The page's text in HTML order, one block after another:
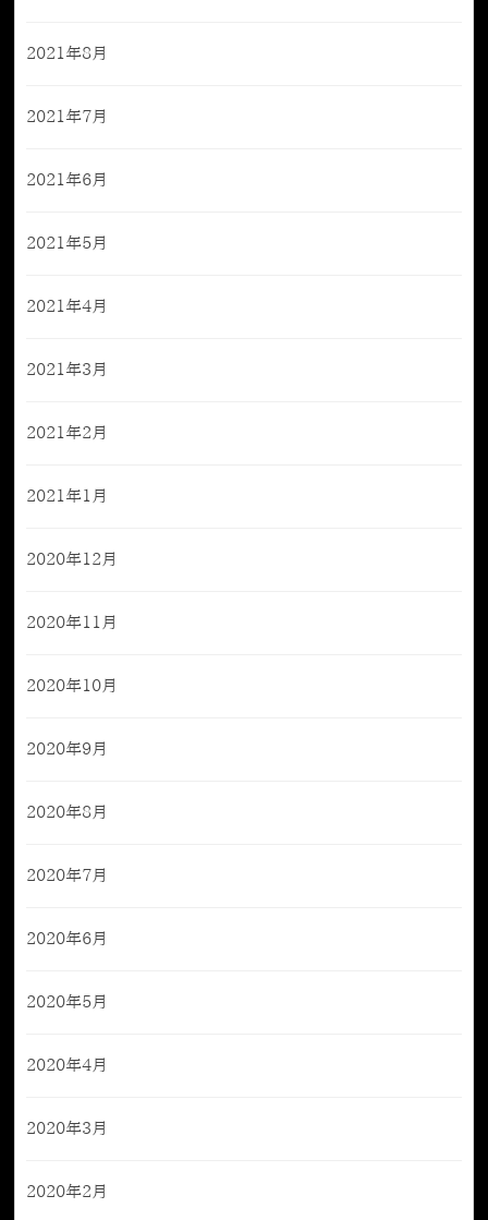
2021年8月
2021年7月
2021年6月
2021年5月
2021年4月
2021年3月
2021年2月
2021年1月
2020年12月
2020年11月
2020年10月
2020年9月
2020年8月
2020年7月
2020年6月
2020年5月
2020年4月
2020年3月
2020年2月